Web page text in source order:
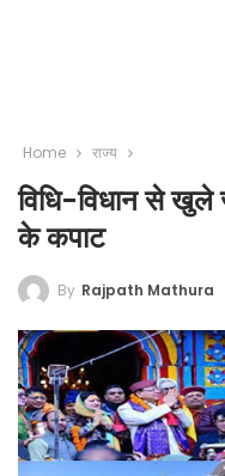
Home राज्य
विधि-विधान से खुले
के कपाट
By Rajpath Mathura